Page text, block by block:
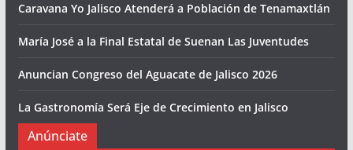
Caravana Yo Jalisco Atenderá a Población de Tenamaxtlán
María José a la Final Estatal de Suenan Las Juventudes
Anuncian Congreso del Aguacate de Jalisco 2026
La Gastronomía Será Eje de Crecimiento en Jalisco
Anúnciate